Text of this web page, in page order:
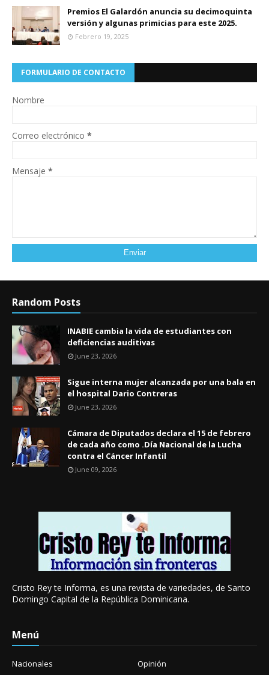
Premios El Galardón anuncia su decimoquinta
versión y algunas primicias para este 2025.
Febrero 19, 2025
FORMULARIO DE CONTACTO
Nombre
Correo electrónico *
Mensaje *
Random Posts
INABIE cambia la vida de estudiantes con
deficiencias auditivas
June 23, 2026
Sigue interna mujer alcanzada por una bala en
el hospital Dario Contreras
June 23, 2026
Cámara de Diputados declara el 15 de febrero
de cada año como .Día Nacional de la Lucha
contra el Cáncer Infantil
June 09, 2026
Cristo Rey te Informa, es una revista de variedades, de Santo
Domingo Capital de la República Dominicana.
Menú
Nacionales
Opinión